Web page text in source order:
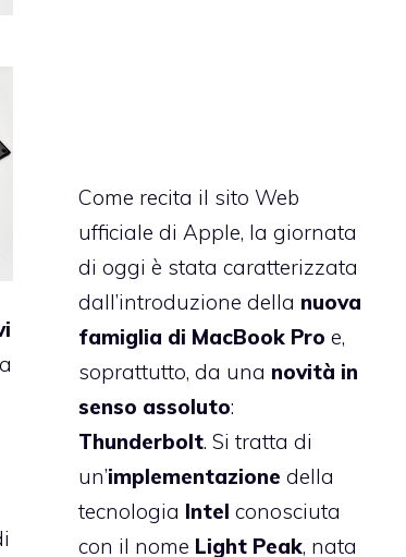
Come recita il sito Web
ufficiale di Apple, la giornata
di oggi è stata caratterizzata
dall’introduzione della nuova
famiglia di MacBook Pro e,
soprattutto, da una novità in
senso assoluto:
Thunderbolt. Si tratta di
un’implementazione della
tecnologia Intel conosciuta
con il nome Light Peak, nata